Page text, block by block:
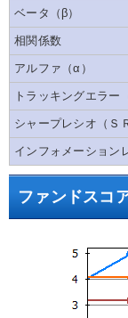
ベータ（β）
相関係数
アルファ（α）
トラッキングエラー
シャープレシオ（Ｓ
インフォメーション
ファンドスコ